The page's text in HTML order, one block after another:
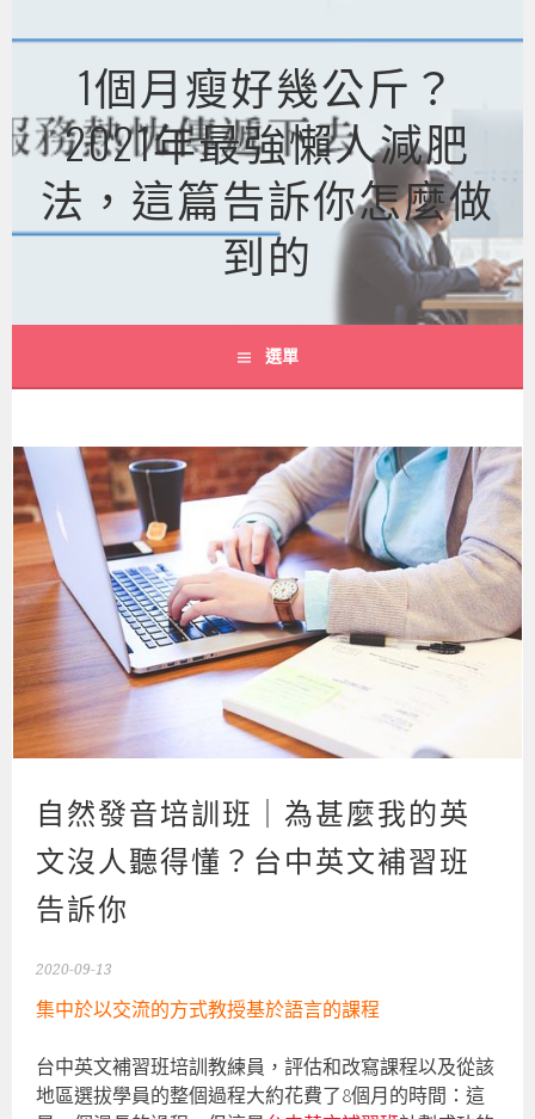
至
內
容
1個月瘦好幾公斤？
2021年最強懶人減肥
法，這篇告訴你怎麼做
到的
選單
自然發音培訓班｜為甚麼我的英
文沒人聽得懂？台中英文補習班
告訴你
2020-09-13
集中於以交流的方式教授基於語言的課程
台中英文補習班培訓教練員，評估和改寫課程以及從該
地區選拔學員的整個過程大約花費了8個月的時間：這